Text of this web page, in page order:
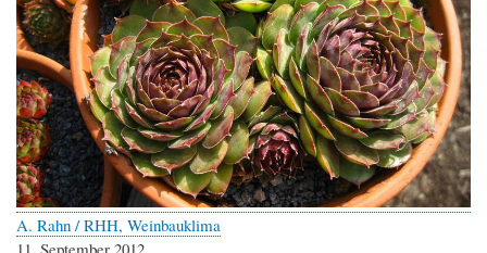
A. Rahn / RHH, Weinbauklima
11. September 2012